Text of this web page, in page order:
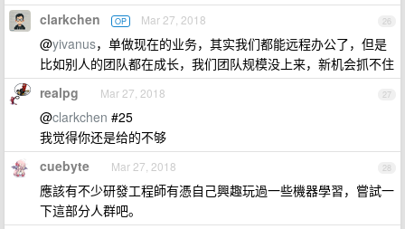
26
clarkchen OP Mar 27, 2018
@yivanus，单做现在的业务，其实我们都能远程办公了，但是
比如别人的团队都在成长，我们团队规模没上来，新机会抓不住
27
realpg Mar 27, 2018
@clarkchen #25
我觉得你还是给的不够
28
cuebyte Mar 27, 2018
應該有不少研發工程師有憑自己興趣玩過一些機器學習，嘗試一
下這部分人群吧。